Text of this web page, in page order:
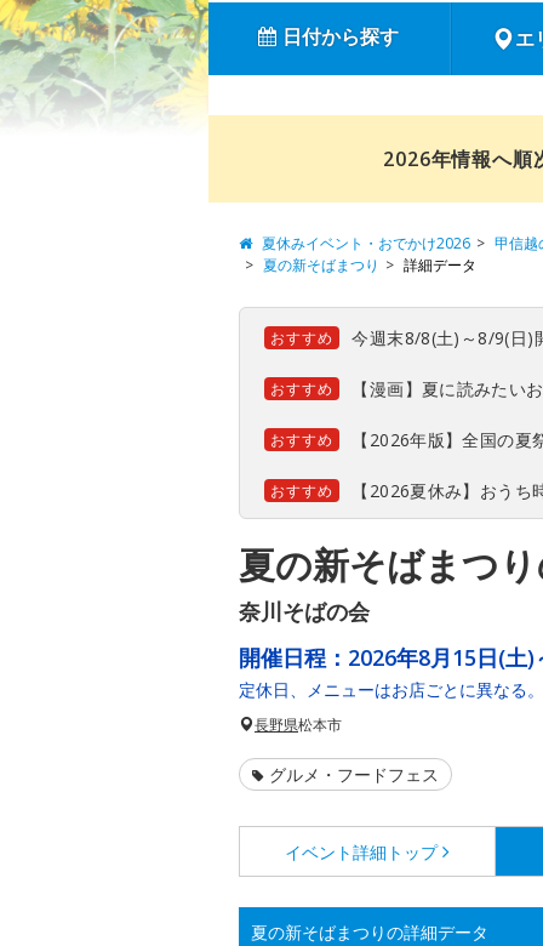
日付から探す エ
2026年情報へ順
夏休みイベント・おでかけ2026
甲信越
夏の新そばまつり
詳細データ
おすすめ 今週末8/8(土)～8/9(日)
おすすめ 【漫画】夏に読みたい
おすすめ 【2026年版】全国の
おすすめ 【2026夏休み】おう
夏の新そばまつ
奈川そばの会
開催日程： 2026年8月15日(土)
定休日、メニューはお店ごとに異なる。
長野県松本市
グルメ・フードフェス
イベント詳細 トップ
夏の新そばまつりの詳細データ